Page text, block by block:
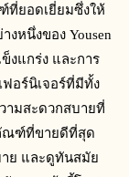
ที่ยอดเยี่ยมซึ่งให้
หนึ่งของ Yousen
แกร่ง และการ
อร์นิเจอร์ที่มีทั้ง
ามสะดวกสบายที่
ณฑ์ที่ขายดีที่สุด
ย และดูทันสมัย